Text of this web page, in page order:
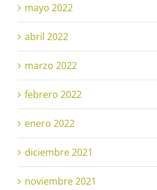
mayo 2022
abril 2022
marzo 2022
febrero 2022
enero 2022
diciembre 2021
noviembre 2021